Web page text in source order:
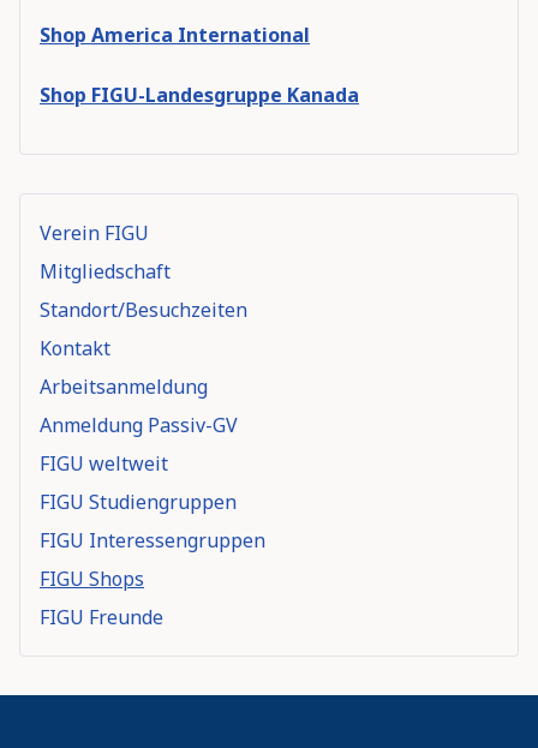
Shop America International
Shop FIGU-Landesgruppe Kanada
Verein FIGU
Mitgliedschaft
Standort/Besuchzeiten
Kontakt
Arbeitsanmeldung
Anmeldung Passiv-GV
FIGU weltweit
FIGU Studiengruppen
FIGU Interessengruppen
FIGU Shops
FIGU Freunde